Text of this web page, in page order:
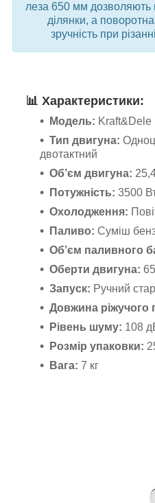
леза 650 мм дозволяють
ділянки, а
зручність при
📊 Характеристики:
Модель: Kraft&Dele
Тип двигуна:
двотактний
Об’єм двигуна:
Потужність: 3500
Охолодження:
Паливо: Суміш
Об’єм паливного
Оберти двигуна:
Запуск: Ручний
Довжина ріжучого
Рівень шуму: 108
Розмір упаковки:
Вага: 7 кг